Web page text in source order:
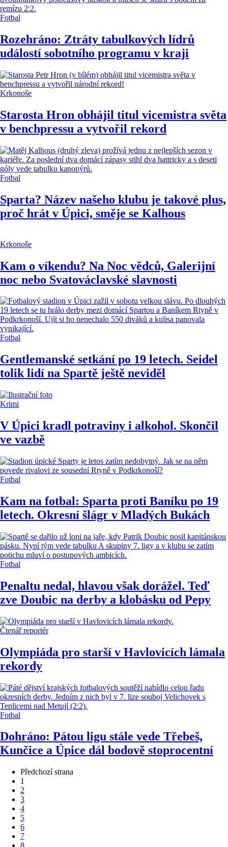
Fotbal
Rozehráno: Ztráty tabulkových lídrů
událostí sobotního programu v kraji
Krkonoše
Starosta Hron obhájil titul vicemistra světa
v benchpressu a vytvořil rekord
Fotbal
Sparta? Název našeho klubu je takové plus,
proč hrát v Úpici, směje se Kalhous
Krkonoše
Kam o víkendu? Na Noc vědců, Galerijní
noc nebo Svatováclavské slavnosti
Fotbal
Gentlemanské setkání po 19 letech. Seidel
tolik lidí na Spartě ještě neviděl
Krimi
V Úpici kradl potraviny i alkohol. Skončil
ve vazbě
Fotbal
Kam na fotbal: Sparta proti Baníku po 19
letech. Okresní šlágr v Mladých Bukách
Fotbal
Penaltu nedal, hlavou však dorážel. Teď
zve Doubic na derby a klobásku od Pepy
Čtenář reportér
Olympiáda pro starší v Havlovicích lámala
rekordy
Fotbal
Dohráno: Pátou ligu stále vede Třebeš,
Kunčice a Úpice dál bodově stoprocentní
Předchozí strana
1
2
3
4
5
6
7